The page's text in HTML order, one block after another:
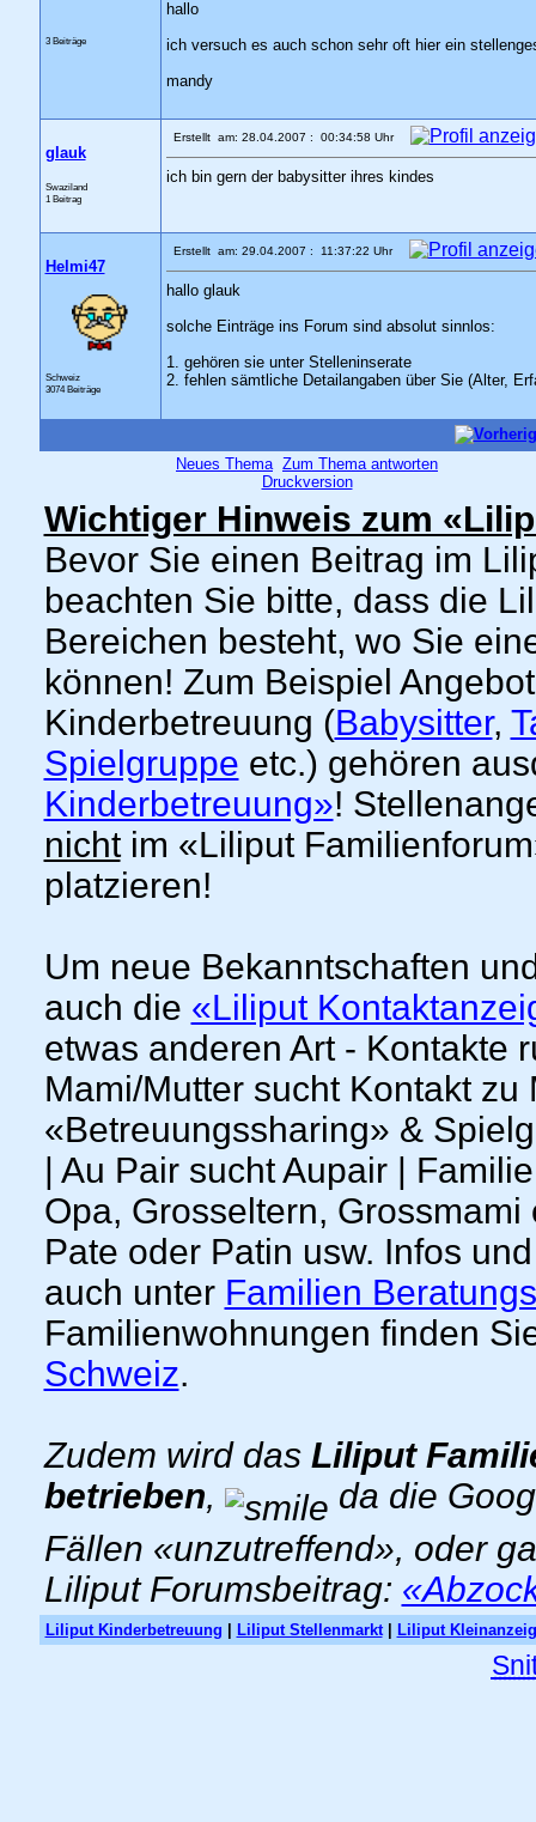
3 Beiträge
hallo
ich versuch es auch schon sehr oft hier ein
mandy
glauk
Swaziland
1 Beitrag
Erstellt am: 28.04.2007 : 00:34:58 Uhr
ich bin gern der babysitter ihres kindes
Helmi47
Schweiz
3074 Beiträge
Erstellt am: 29.04.2007 : 11:37:22 Uhr
hallo glauk
solche Einträge ins Forum sind absolut sinnlos:
1. gehören sie unter Stelleninserate
2. fehlen sämtliche Detailangaben über Sie (Alter,
Neues Thema Zum Thema antworten
Druckversion
Wichtiger Hinweis zum
Bevor Sie einen Beitrag im
beachten Sie bitte, dass die
Bereichen besteht, wo Sie
können! Zum Beispiel
Kinderbetreuung (Babysitter,
Spielgruppe etc.) gehören
Kinderbetreuung»!
nichtim «Liliput
platzieren!
Um neue Bekanntschaften
auch die «Liliput
etwas anderen Art - Kontakte
Mami/Mutter sucht Kontakt
«Betreuungssharing» &
| Au Pair sucht Aupair |
Opa, Grosseltern,
Pate oder Patin usw. Infos
auch unter Familien
Familienwohnungen finden
Schweiz.
Zudem wird das Liliput
betrieben,
da die
Fällen «unzutreffend», oder
Liliput Forumsbeitrag:
Liliput Kinderbetreuung Liliput Stellenmarkt| Liliput